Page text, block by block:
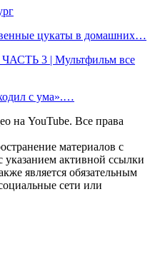
цукаты в домашних…
3 | Мультфильм все
с ума».…
на YouTube. Все права
материалов с
указанием активной ссылки
является обязательным
сети или